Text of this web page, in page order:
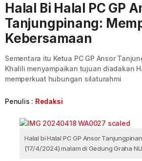
Halal Bi Halal PC GP
Tanjungpinang:
Kebersamaan
Sementara itu Ketua PC GP Ansor
Khalili menyampaikan tujuan diadakan
memperkuat hubungan silaturahmi
Penulis : Redaksi
Halal bi Halal PC GP Ansor
(17/4/2024) malam di Gedung Graha